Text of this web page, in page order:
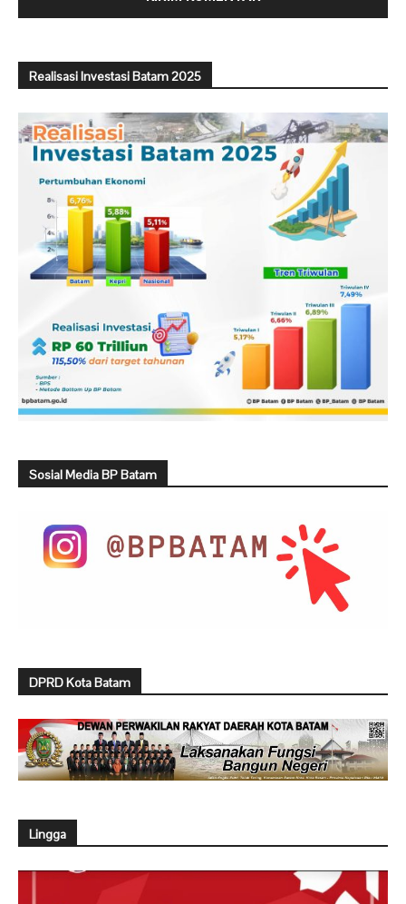
Realisasi Investasi Batam 2025
Sosial Media BP Batam
DPRD Kota Batam
Lingga